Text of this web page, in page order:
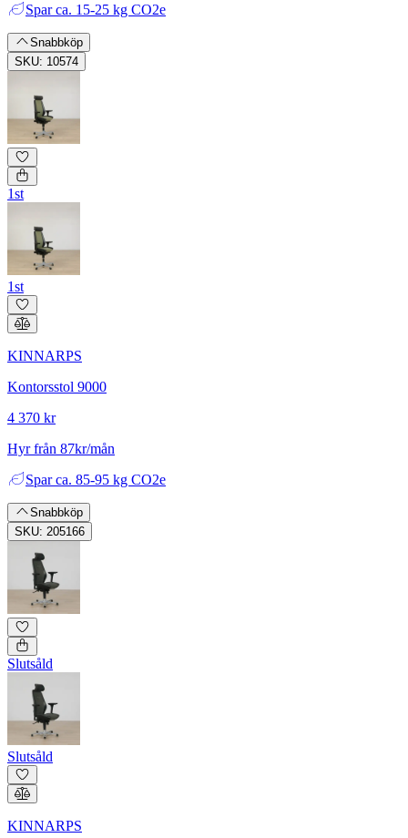
Spar ca. 15-25 kg CO2e
Snabbköp
SKU: 10574
1st
1st
KINNARPS
Kontorsstol 9000
4 370 kr
Hyr från 87kr/mån
Spar ca. 85-95 kg CO2e
Snabbköp
SKU: 205166
Slutsåld
Slutsåld
KINNARPS